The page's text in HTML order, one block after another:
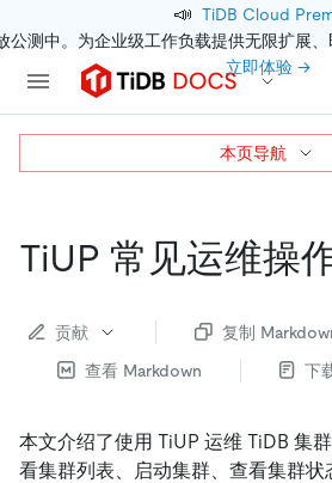
📣 TiDB Cloud
公测中。为企业级工作负载提供无限扩展
立即体验 →
TiUP 常见运维操
贡献
复制
查看 Markdown
下
本文介绍了使用 TiUP 运维 TiDB 集
看集群列表、启动集群、查看集群
本页导航